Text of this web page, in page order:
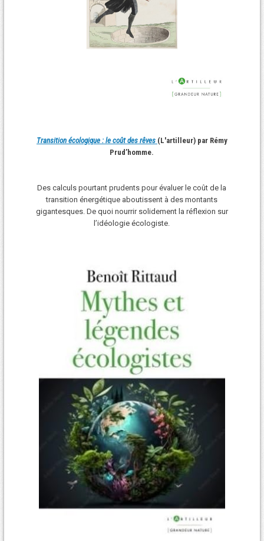
Transition écologique : le coût des rêves (L'artilleur) par Rémy
Prud’homme.
Des calculs pourtant prudents pour évaluer le coût de la
transition énergétique aboutissent à des montants
gigantesques. De quoi nourrir solidement la réflexion sur
l’idéologie écologiste.